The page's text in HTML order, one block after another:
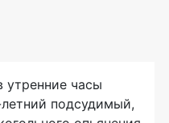
утренние часы
подсудимый,